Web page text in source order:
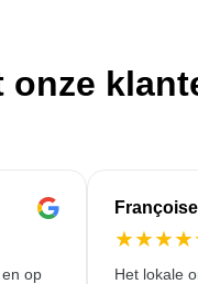
onze
op
Françoise
★★★★
Het lokale